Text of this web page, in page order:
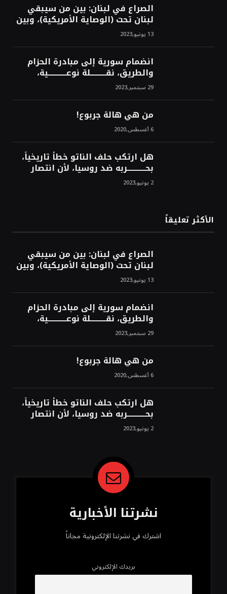
الصراع في لبنان: بين من سيبقي
لبنان تحت (الوصاية الأمريكية)، وبين
من سيخرج لبنان من النفق الغربي!
محمد محسن13 يونيو,2023
انضمام سورية إلى مبادرة الحزام
والطريق، نقــــــــــلة نوعــــــــــــية،
استراتيجية، تاريخية، نهائية، نحو
الشرق!محمد محسن29 سبتمبر,2023
من هي هالة جربوع!
6 أغسطس,2020
هل ارتكب حلف الناتو خطأً تاريخياً،
بحــــــــــــربه ضد روسيا، لأن انتصار
روسيا الحتمي، سيفتت الناتو!محمد
محسن 2 يونيو,2023
الأكثر تعليقاً
الصراع في لبنان: بين من سيبقي
لبنان تحت (الوصاية الأمريكية)، وبين
من سيخرج لبنان من النفق الغربي!
محمد محسن13 يونيو,2023
انضمام سورية إلى مبادرة الحزام
والطريق، نقــــــــــلة نوعــــــــــــية،
استراتيجية، تاريخية، نهائية، نحو
الشرق!محمد محسن29 سبتمبر,2023
من هي هالة جربوع!
6 أغسطس,2020
هل ارتكب حلف الناتو خطأً تاريخياً،
بحــــــــــــربه ضد روسيا، لأن انتصار
روسيا الحتمي، سيفتت الناتو!محمد
محسن 2 يونيو,2023
نشرتنا الأخبارية
اشترك في نشرتنا الإلكترونية مجاناً
بريدك الإلكتروني